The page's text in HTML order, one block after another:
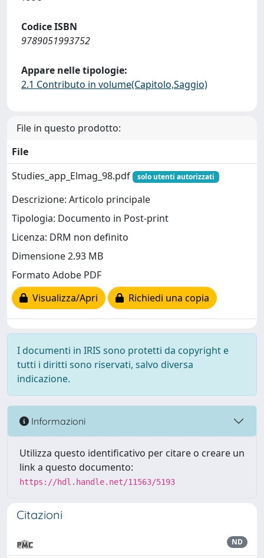
Codice ISBN
9789051993752
Appare nelle tipologie:
2.1 Contributo in volume(Capitolo,Saggio)
File in questo prodotto:
File
Studies_app_Elmag_98.pdf
solo utenti autorizzati
Descrizione: Articolo principale
Tipologia: Documento in Post-print
Licenza: DRM non definito
Dimensione 2.93 MB
Formato Adobe PDF
Visualizza/Apri
Richiedi una copia
I documenti in IRIS sono protetti da copyright e
tutti i diritti sono riservati, salvo diversa
indicazione.
Informazioni
Utilizza questo identificativo per citare o creare un
link a questo documento:
https://hdl.handle.net/11563/5193
Citazioni
ND